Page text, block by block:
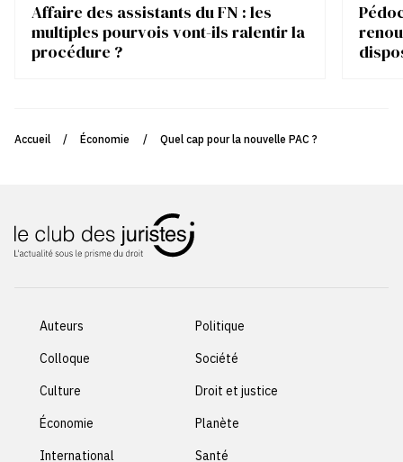
Affaire des assistants du FN : les
multiples pourvois vont-ils ralentir la
procédure ?
Accueil / Économie / Quel cap pour la nouvelle PAC ?
Auteurs
Colloque
Culture
Économie
International
Politique
Société
Droit et justice
Planète
Santé